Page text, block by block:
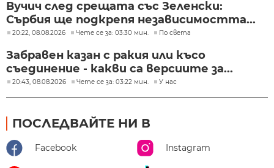
Вучич след срещата със Зеленски:
Сърбия ще подкрепя независимостта...
20:22, 08.08.2026 Чете се за: 03:30 мин. По света
Забравен казан с ракия или късо
съединение - какви са версиите за...
20:43, 08.08.2026 Чете се за: 03:22 мин. У нас
ПОСЛЕДВАЙТЕ НИ В
Facebook Instagram